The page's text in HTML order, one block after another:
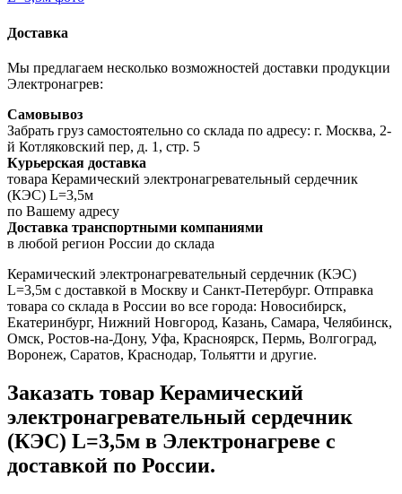
Доставка
Мы предлагаем несколько возможностей доставки продукции
Электронагрев:
Самовывоз
Забрать груз самостоятельно со склада по адресу: г. Москва, 2-
й Котляковский пер, д. 1, стр. 5
Курьерская доставка
товара Керамический электронагревательный сердечник
(КЭС) L=3,5м
по Вашему адресу
Доставка транспортными компаниями
в любой регион России до склада
Керамический электронагревательный сердечник (КЭС)
L=3,5м с доставкой в Москву и Санкт-Петербург. Отправка
товара со склада в России во все города: Новосибирск,
Екатеринбург, Нижний Новгород, Казань, Самара, Челябинск,
Омск, Ростов-на-Дону, Уфа, Красноярск, Пермь, Волгоград,
Воронеж, Саратов, Краснодар, Тольятти и другие.
Заказать товар Керамический
электронагревательный сердечник
(КЭС) L=3,5м в Электронагреве с
доставкой по России.